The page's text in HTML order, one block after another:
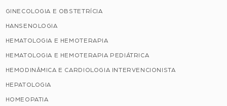
GINECOLOGIA E OBSTETRÍCIA
HANSENOLOGIA
HEMATOLOGIA E HEMOTERAPIA
HEMATOLOGIA E HEMOTERAPIA PEDIÁTRICA
HEMODINÂMICA E CARDIOLOGIA INTERVENCIONISTA
HEPATOLOGIA
HOMEOPATIA